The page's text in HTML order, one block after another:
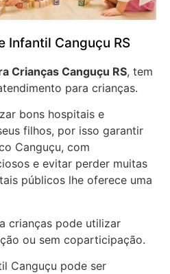
Infantil Canguçu RS
Crianças Canguçu RS, tem
para crianças.
bons hospitais e
filhos, por isso garantir
Canguçu, com
e evitar perder muitas
públicos lhe oferece uma
crianças pode utilizar
ou sem coparticipação.
Canguçu pode ser